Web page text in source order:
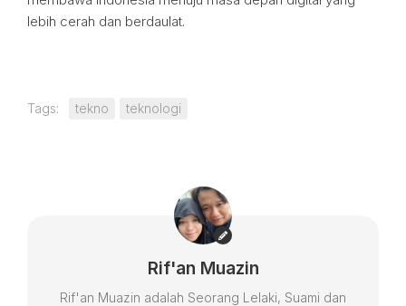
lebih cerah dan berdaulat.
Tags: tekno teknologi
Rif'an Muazin
Rif'an Muazin adalah Seorang Lelaki, Suami dan